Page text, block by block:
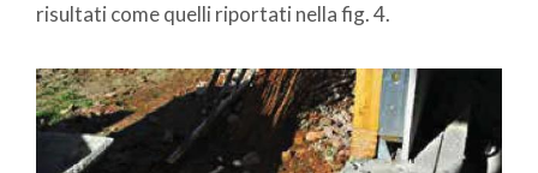
risultati come quelli riportati nella fig. 4.